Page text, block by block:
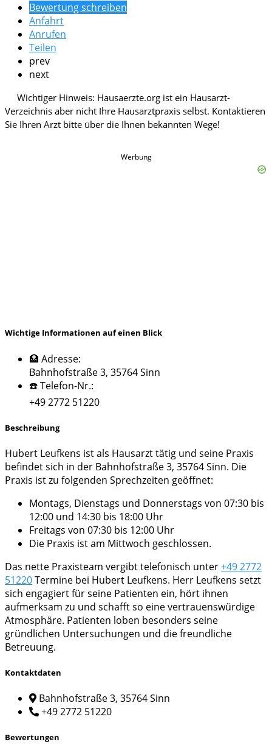
Bewertung schreiben
Anfahrt
Anrufen
Teilen
prev
next
Werbung
Wichtige Informationen auf einen Blick
🏥 Adresse:
Bahnhofstraße 3, 35764 Sinn
☎️ Telefon-Nr.:
+49 2772 51220
Beschreibung
Hubert Leufkens ist als Hausarzt tätig und seine Praxis
befindet sich in der Bahnhofstraße 3, 35764 Sinn. Die
Praxis ist zu folgenden Sprechzeiten geöffnet:
Montags, Dienstags und Donnerstags von 07:30 bis
12:00 und 14:30 bis 18:00 Uhr
Freitags von 07:30 bis 12:00 Uhr
Die Praxis ist am Mittwoch geschlossen.
Das nette Praxisteam vergibt telefonisch unter+49 2772
51220Termine bei Hubert Leufkens. Herr Leufkens setzt
sich engagiert für seine Patienten ein, hört ihnen
aufmerksam zu und schafft so eine vertrauenswürdige
Atmosphäre. Patienten loben besonders seine
gründlichen Untersuchungen und die freundliche
Betreuung.
Kontaktdaten
Bahnhofstraße 3, 35764 Sinn
+49 2772 51220
Bewertungen